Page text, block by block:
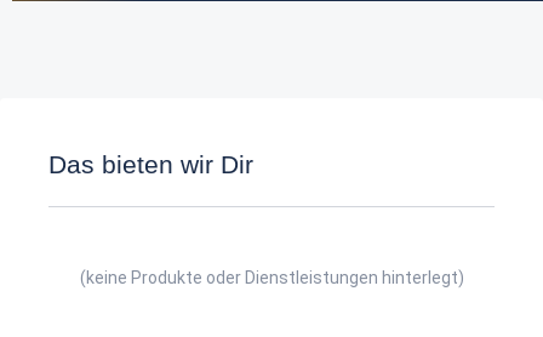
Das bieten wir Dir
(keine Produkte oder Dienstleistungen hinterlegt)